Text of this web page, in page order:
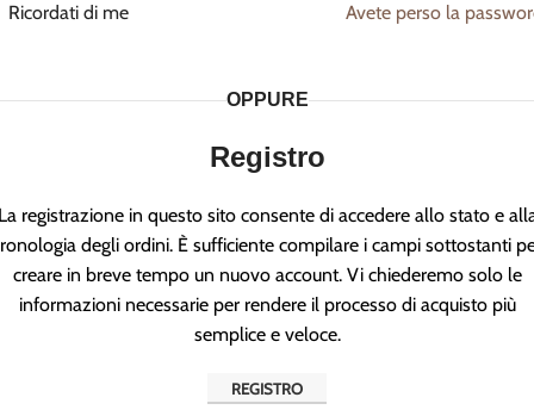
Avete perso la
Ricordati di me
OPPURE
Registro
registrazione in questo sito consente di accedere allo stato e
degli ordini. È sufficiente compilare i campi sottostanti
creare in breve tempo un nuovo account. Vi chiederemo solo le
informazioni necessarie per rendere il processo di acquisto più
semplice e veloce.
REGISTRO